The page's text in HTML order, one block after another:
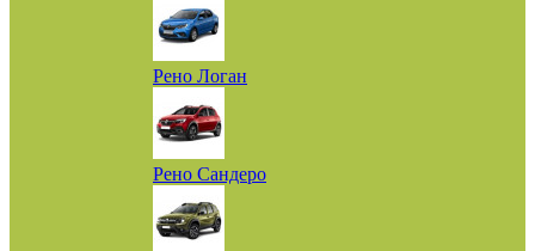
Рено Логан
Рено Сандеро